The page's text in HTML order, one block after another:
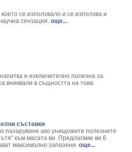
се използвало и се използва и
сензация. още...
е изключително полезна за
вниквали в същността на това
съставки
пазаруване ако унищожите полезните
към масата ви. Предлагаме ви 6
максимално запазени. още...